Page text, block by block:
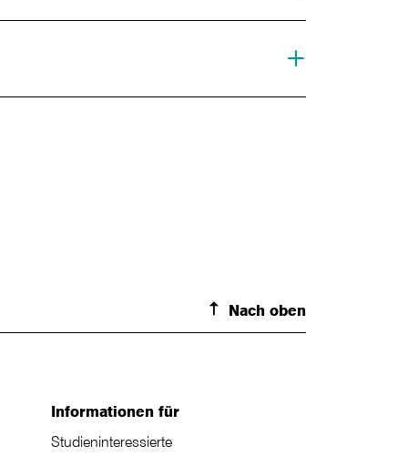
Nach oben
Informationen für
Studieninteressierte